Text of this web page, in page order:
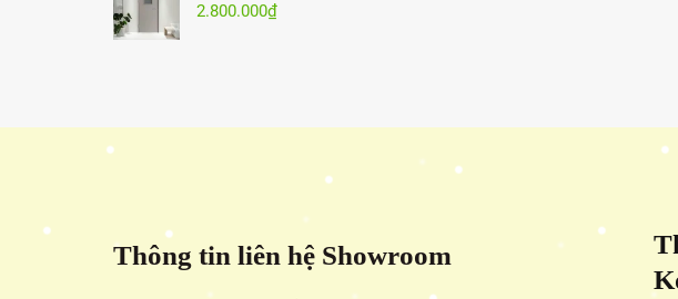
2.800.000₫
Thông tin liên hệ Showroom